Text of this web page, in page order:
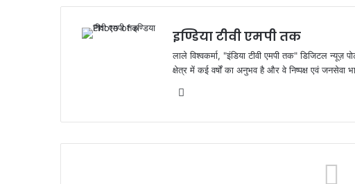
o
k
p
इण्डिया टीवी एमपी तक
लाले विश्वकर्मा, "इंडिया टीवी एमपी तक" डिजिटल
क्षेत्र में कई वर्षों का अनुभव है और वे निष्पक्ष एवं